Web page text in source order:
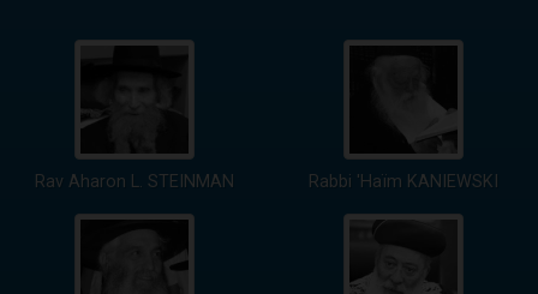
Rav Aharon L. STEINMAN Rabbi 'Haïm KANIEWSKI